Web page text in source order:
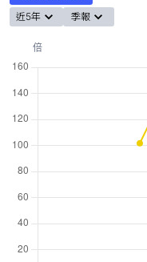
近5年 季報